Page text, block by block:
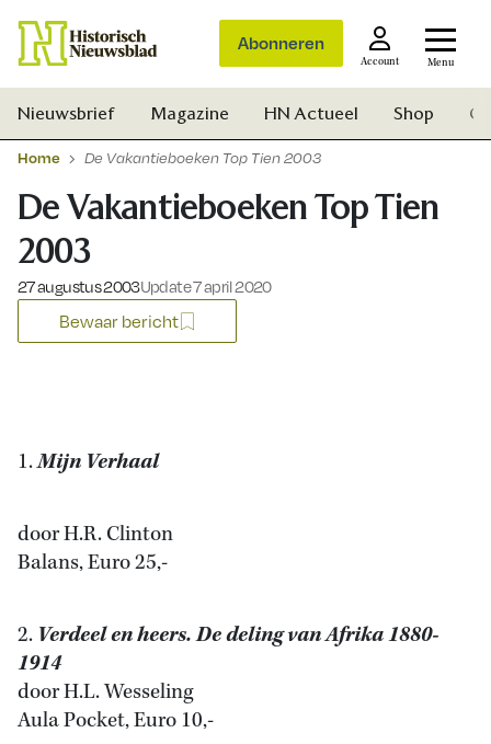
Abonneren
Account Menu
Nieuwsbrief Magazine HN Actueel Shop
Home De Vakantieboeken Top Tien 2003
De Vakantieboeken Top Tien
2003
Gepubliceerd op:
27 augustus 2003Update 7 april 2020
Bewaar bericht
1.Mijn Verhaal
door H.R. Clinton
Balans, Euro 25,-
2. Verdeel en heers. De deling van Afrika 1880-
1914
door H.L. Wesseling
Aula Pocket, Euro 10,-